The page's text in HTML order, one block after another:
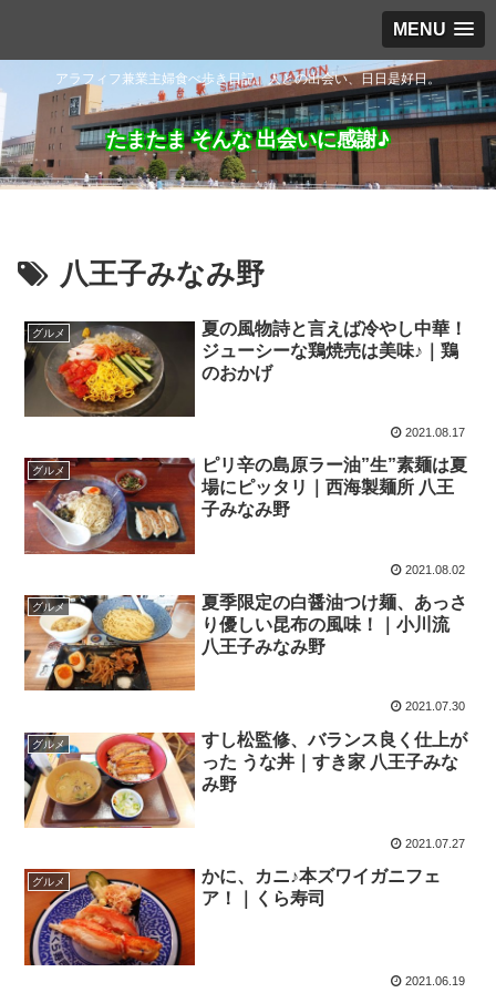
MENU
アラフィフ兼業主婦食べ歩き日記。人との出会い、日日是好日。
たまたま そんな 出会いに感謝♪
八王子みなみ野
グルメ
夏の風物詩と言えば冷やし中華！
ジューシーな鶏焼売は美味♪｜鶏
のおかげ
2021.08.17
グルメ
ピリ辛の島原ラー油”生”素麺は夏
場にピッタリ｜西海製麺所 八王
子みなみ野
2021.08.02
グルメ
夏季限定の白醤油つけ麺、あっさ
り優しい昆布の風味！｜小川流
八王子みなみ野
2021.07.30
グルメ
すし松監修、バランス良く仕上が
った うな丼｜すき家 八王子みな
み野
2021.07.27
グルメ
かに、カニ♪本ズワイガニフェ
ア！｜くら寿司
2021.06.19